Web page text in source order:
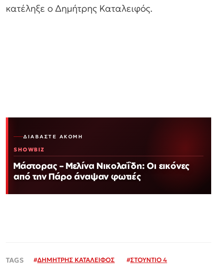
κατέληξε ο Δημήτρης Καταλειφός.
ΔΙΑΒΆΣΤΕ ΑΚΌΜΗ
SHOWBIZ
Μάστορας – Μελίνα Νικολαΐδη: Οι εικόνες
από την Πάρο άναψαν φωτιές
#ΔΗΜΗΤΡΗΣ ΚΑΤΑΛΕΙΦΟΣ #ΣΤΟΥΝΤΙΟ 4